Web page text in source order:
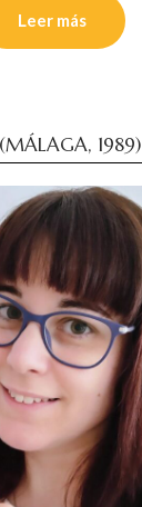
Leer más
1989)